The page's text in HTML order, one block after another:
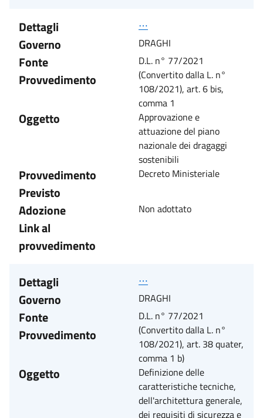
Dettagli
⋯
Governo DRAGHI
Fonte
Provvedimento
D.L. n° 77/2021
(Convertito dalla L. n°
108/2021), art. 6 bis,
comma 1
Oggetto
Approvazione e
attuazione del piano
nazionale dei dragaggi
sostenibili
Provvedimento
Previsto
Decreto Ministeriale
Adozione Non adottato
Link al
provvedimento
Dettagli
⋯
Governo DRAGHI
Fonte
Provvedimento
D.L. n° 77/2021
(Convertito dalla L. n°
108/2021), art. 38 quater,
comma 1 b)
Oggetto
Definizione delle
caratteristiche tecniche,
dell'architettura generale,
dei requisiti di sicurezza e